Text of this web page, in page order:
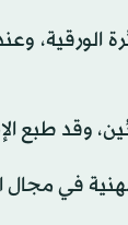
وقد طبع